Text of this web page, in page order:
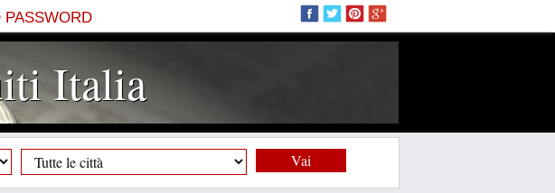
PASSWORD
Italia
Vai